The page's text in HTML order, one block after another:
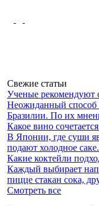
Свежие статьи
Ученые рекомендуют
Неожиданный способ
Бразилии. По их
Какое вино
В Японии, где суши
подают холодное
Какие коктейли
Каждый выбирает
пицце стакан сока,
Смотреть все